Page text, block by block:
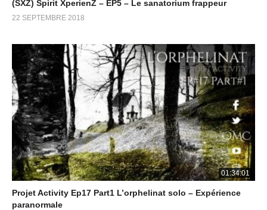
(SXZ) Spirit XperienZ – EP5 – Le sanatorium frappeur
22 SEPTEMBRE 2018
01:34:01
Projet Activity Ep17 Part1 L’orphelinat solo – Expérience
paranormale